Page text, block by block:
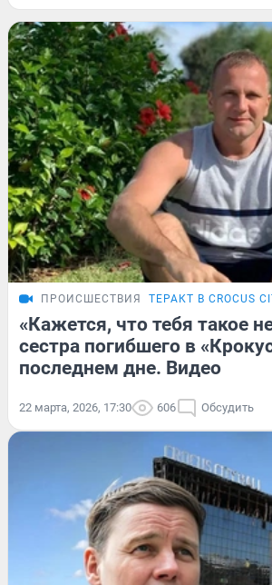
ПРОИСШЕСТВИЯ ТЕРАКТ В CROCUS
«Кажется, что тебя такое
сестра погибшего в
последнем дне. Видео
22 марта, 2026, 17:30 606 Обсудить